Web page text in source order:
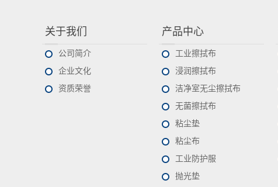
关于我们
公司简介
企业文化
资质荣誉
产品中心
工业擦拭布
浸润擦拭布
洁净室无尘擦拭布
无菌擦拭布
粘尘垫
粘尘布
工业防护服
抛光垫